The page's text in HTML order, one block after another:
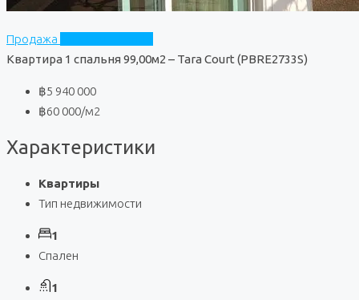
Продажа
Квартира 1 спальня 99,00м2 – Tara Court (PBRE2733S)
฿5 940 000
฿60 000/м2
Характеристики
Квартиры
Тип недвижимости
1
Спален
1